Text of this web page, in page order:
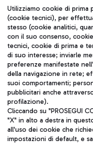
Seguici sui social
Utilizziamo cookie di
(cookie tecnici), per
stesso (cookie analitici,
con il suo consenso,
tecnici, cookie di prima e
di suo interesse; inviarle
preferenze manifestate
della navigazione in rete;
suoi comportamenti;
pubblicitari anche
profilazione).
Cliccando su "PROSEGUI
"X" in alto a destra in
all'uso dei cookie che
impostazioni di default, e